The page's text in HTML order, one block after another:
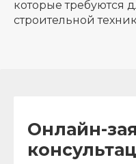
которые требуются
строительной
Онлайн-